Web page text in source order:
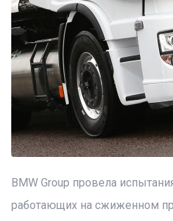
BMW Group провела
работающих на сжиженном